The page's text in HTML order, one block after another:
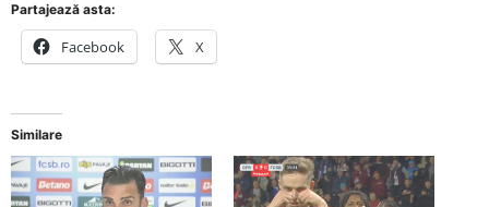
Partajează asta:
Facebook X
Similare